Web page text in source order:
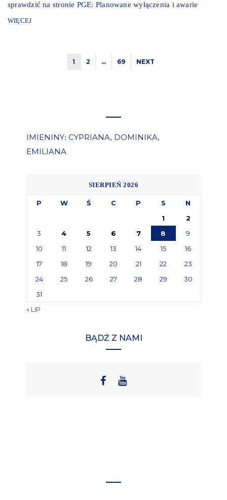
sprawdzić na stronie PGE: Planowane wyłączenia i awarie
WIĘCEJ
1 2 … 69 NEXT
IMIENINY: CYPRIANA, DOMINIKA,
EMILIANA
SIERPIEŃ 2026
P W Ś C P S
N
1
2
3
4 5 6 7 8
9
10
11 12 13 14 15
16
17
18 19 20 21 22
23
24
25 26 27 28 29
30
31
« LIP
BĄDŹ Z NAMI